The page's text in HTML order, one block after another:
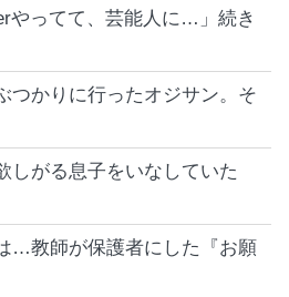
やってて、芸能人に…」続き
つかりに行ったオジサン。そ
しがる息子をいなしていた
…教師が保護者にした『お願